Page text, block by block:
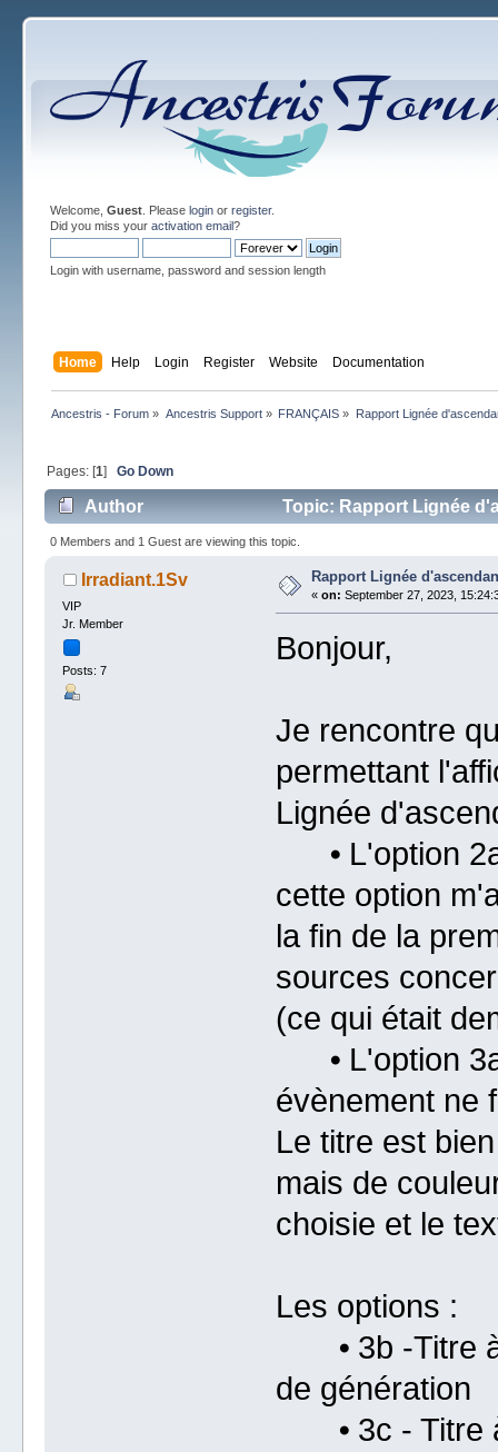
Welcome, Guest. Please loginor register.
Did you miss your activation email?
Login with username, password and session length
Home Help Login Register Website Documentation
Ancestris - Forum » Ancestris Support» FRANÇAIS » Rapport Lignée
Pages: [1] Go Down
Author Topic: Rapport Lignée
0 Members and 1 Guest are viewing this topic.
Irradiant.1Sv
VIP
Jr. Member
Posts: 7
Rapport Lignée
«on: September 27, 2023,
Bonjour,
Je rencontre
permettant
Lignée
⦁ L'option 2a
cette option
la fin de la
sources
(ce qui était
⦁ L'option 3a
évènement ne
Le titre est
mais de
choisie et le
Les options :
⦁ 3b -Titre à
de génération
⦁ 3c - Titre à